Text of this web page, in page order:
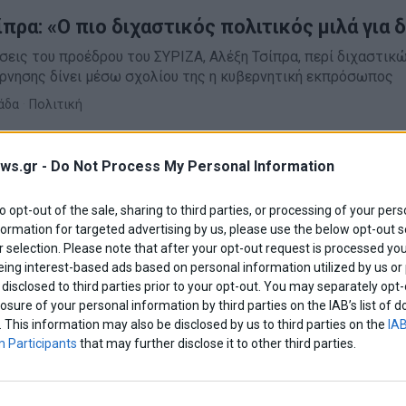
- Do Not Process My Personal Information
opt-out of the sale, sharing to third parties, or processing of your
for targeted advertising by us, please use the below opt-out
selection. Please note that after your opt-out request is processed
interest-based ads based on personal information utilized by us or
to third parties prior to your opt-out. You may separately
of your personal information by third parties on the IAB’s list of
This information may also be disclosed by us to third parties on the
Participants that may further disclose it to other third parties.
«Ο πιο διχαστικός πολιτικός μιλά για
του προέδρου του ΣΥΡΙΖΑ, Αλέξη Τσίπρα, περί
δίνει μέσω σχολίου της η κυβερνητική εκπρόσωπος
Πολιτική
στον κ. Τσίπρα να μη μιλάει για
κ. Τσίπρα να μη μιλάει για διχασμό, ειδικά λίγες μέρες
κρεμασμένου δεν μιλάνε για σχοινί»
· Πολιτική